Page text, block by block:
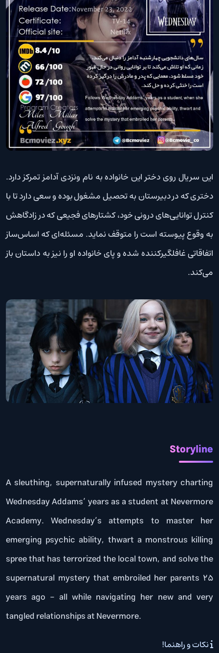
این سریال روی دختر این خانواده به نام ونزدی آدامز تمرکز دارد.
دختری که در دبیرستان به تحصیل مشغول بوده و سعی دارد تا با
کنترل توانایی‌های درونی خود، کشتارهای فجیعی که در زادگاهش
به وقوع پیوسته است را متوقف نماید. مسئله‌ای که اساس‌ساز
اتفاقاتی غافلگیرکننده شده و پای خانواده او را نیز به داستان باز
می‌کند.
Storyline
A sleuthing, supernaturally infused mystery charting
Wednesday Addams’ years as a student at Nevermore
Academy. Wednesday’s attempts to master her
emerging psychic ability, thwart a monstrous killing
spree that has terrorized the local town, and solve the
supernatural mystery that embroiled her parents 25
years ago – all while navigating her new and very
tangled relationships at Nevermore.
نکات و راهنما!